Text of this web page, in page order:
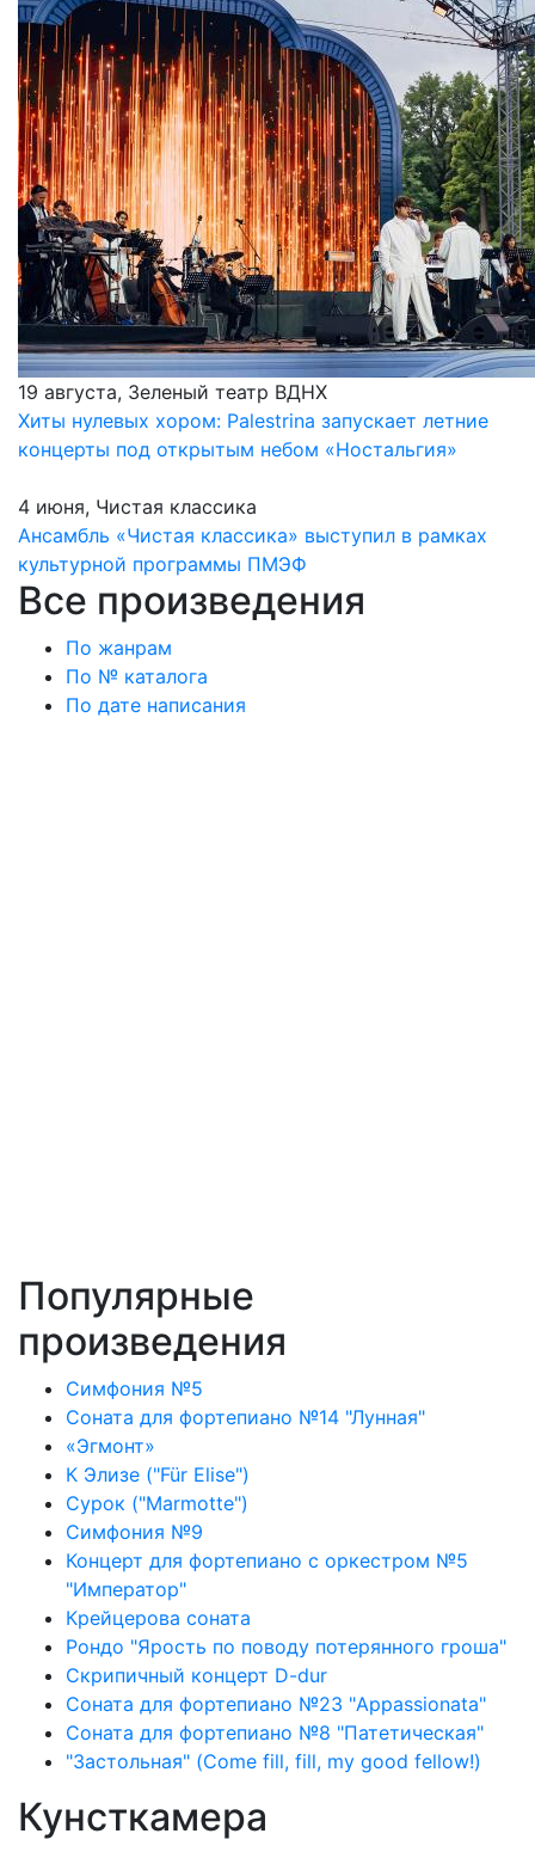
19 августа, Зеленый театр ВДНХ
Хиты нулевых хором: Palestrina запускает летние
концерты под открытым небом «Ностальгия»
4 июня, Чистая классика
Ансамбль «Чистая классика» выступил в рамках
культурной программы ПМЭФ
Все произведения
По жанрам
По № каталога
По дате написания
Популярные
произведения
Симфония №5
Соната для фортепиано №14 "Лунная"
«Эгмонт»
К Элизе ("Für Elise")
Сурок ("Marmotte")
Симфония №9
Концерт для фортепиано с оркестром №5
"Император"
Крейцерова соната
Рондо "Ярость по поводу потерянного гроша"
Скрипичный концерт D-dur
Соната для фортепиано №23 "Appassionata"
Соната для фортепиано №8 "Патетическая"
"Застольная" (Come fill, fill, my good fellow!)
Кунсткамера